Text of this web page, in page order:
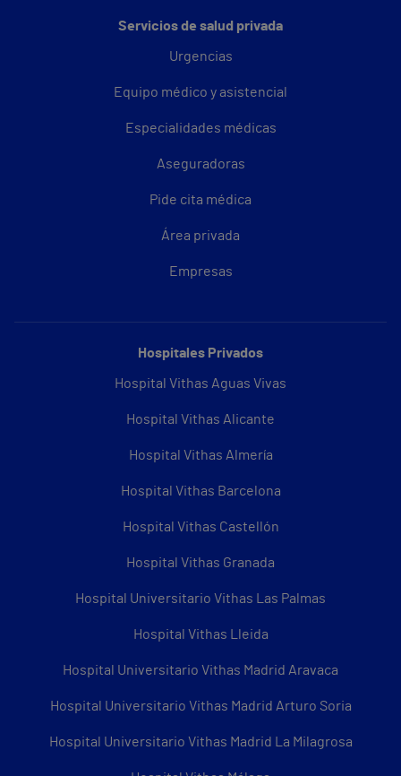
Servicios de salud privada
Urgencias
Equipo médico y asistencial
Especialidades médicas
Aseguradoras
Pide cita médica
Área privada
Empresas
Hospitales Privados
Hospital Vithas Aguas Vivas
Hospital Vithas Alicante
Hospital Vithas Almería
Hospital Vithas Barcelona
Hospital Vithas Castellón
Hospital Vithas Granada
Hospital Universitario Vithas Las Palmas
Hospital Vithas Lleida
Hospital Universitario Vithas Madrid Aravaca
Hospital Universitario Vithas Madrid Arturo Soria
Hospital Universitario Vithas Madrid La Milagrosa